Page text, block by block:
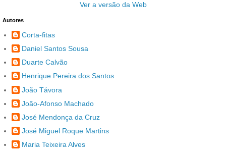
Ver a versão da Web
Autores
Corta-fitas
Daniel Santos Sousa
Duarte Calvão
Henrique Pereira dos Santos
João Távora
João-Afonso Machado
José Mendonça da Cruz
José Miguel Roque Martins
Maria Teixeira Alves